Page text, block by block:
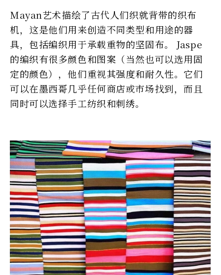
Mayan艺术描绘了古代人们织就背带的织布
机，这是他们用来创造不同类型和用途的器
具，包括编织用于承载重物的坚固布。 Jaspe
的编织有很多颜色和图案（当然也可以选用固
定的颜色），他们重视其强度和耐久性。它们
可以在墨西哥几乎任何商店或市场找到，而且
同时可以选择手工纺织和刺绣。